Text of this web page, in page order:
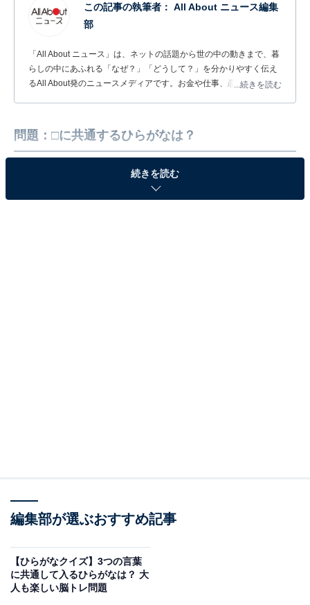
この記事の執筆者： All About ニュース編集
部
「All About ニュース」は、ネットの話題から世の中の動きまで、暮
らしの中にあふれる「なぜ？」「どうして？」を分かりやすく伝え
るAll About発のニュースメディアです。お金や仕事、恋愛、ITに関
...続きを読む
問題：□に共通するひらがなは？
□□いまち
□□みそか
ヒント：関西を代表する都道府県は？
続きを読む
編集部が選ぶおすすめ記事
【ひらがなクイズ】3つの言葉
に共通して入るひらがなは？ 大
人も楽しい脳トレ問題